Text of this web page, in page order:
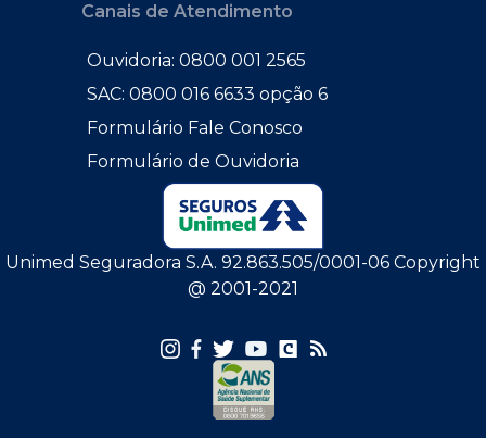
Canais de Atendimento
Ouvidoria: 0800 001 2565
SAC: 0800 016 6633 opção 6
Formulário Fale Conosco
Formulário de Ouvidoria
Unimed Seguradora S.A. 92.863.505/0001-06 Copyright
@ 2001-2021